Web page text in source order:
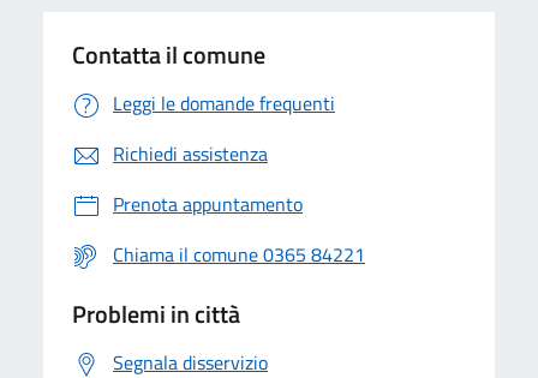
Contatta il comune
Leggi le domande frequenti
Richiedi assistenza
Prenota appuntamento
Chiama il comune 0365 84221
Problemi in città
Segnala disservizio